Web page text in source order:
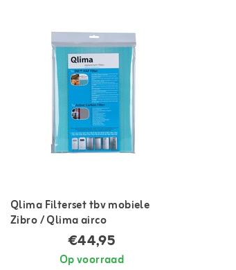
Qlima Filterset tbv mobiele
Zibro / Qlima airco
€44,95
Op voorraad